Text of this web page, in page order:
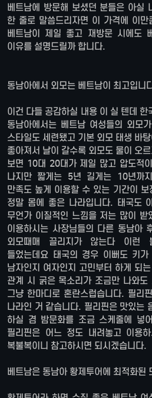
베트남에 방문해 보셨던 분들은 아실
한 줄로 말씀드리자면 이 가격에 이
베트남이 제일 좋고 재방문 시에도
이유를 설명드릴까 합니다.
동남아에서 외모는 베트남이 최고입니
이건 다들 공감하실 내용 이 실 텐데
동남아에서는 베트남 여성들의 외모
스타일도 세련됐고 기본 외모 태생 바
좋아져서 날이 갈수록 외모도 물이 오
보면 10대 20대가 제일 많고 압도적
나지만 짧게는 5년 길게는 10년까
만족도 높게 이용할 수 있는 기간이
정말 몸에 좋은 나라입니다. 태국도
무언가 이질적인 느낌을 저는 많이 받
이용하시는 사장님들의 다른 동남아
외모때매 끌리지가 않는다 이런
들었는데요 태국의 경우 이뻐도 키
남자인지 여자인지 고민부터 하게 되
관계 시 굵은 목소리가 조금만 나와도
그냥 한마디로 혼란스럽습니다. 필리
나라인 거 같습니다. 필리핀은 맛있는
하실 겸 밤문화를 조금 스케줄에 넣
필리핀은 어느 정도 내려놓고 이용
복불복이니 참고하시면 되시겠습니다.
베트남은 동남아 황제투어에 최적화된